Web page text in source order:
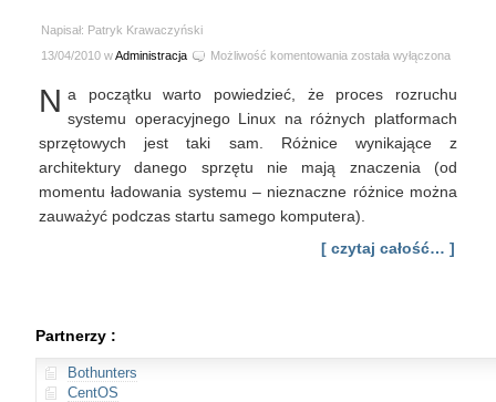
Napisał: Patryk Krawaczyński
13/04/2010 wAdministracja Możliwość komentowania Start
Slackware
Linux
skrypty
i
daemony
została wyłączona
N a początku warto powiedzieć, że proces rozruchu
systemu operacyjnego Linux na różnych platformach
sprzętowych jest taki sam. Różnice wynikające z
architektury danego sprzętu nie mają znaczenia (od
momentu ładowania systemu – nieznaczne różnice można
zauważyć podczas startu samego komputera).
[ czytaj całość… ]
Partnerzy :
Bothunters
CentOS